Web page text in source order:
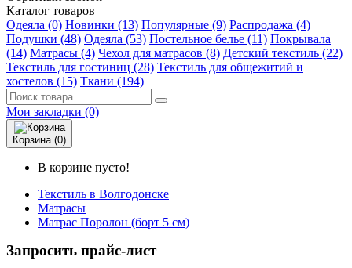
Каталог товаров
Одеяла (0) Новинки (13) Популярные (9) Распродажа (4)
Подушки (48) Одеяла (53) Постельное белье (11) Покрывала
(14) Матрасы (4) Чехол для матрасов (8) Детский текстиль (22)
Текстиль для гостиниц (28) Текстиль для общежитий и
хостелов (15) Ткани (194)
Мои закладки (0)
Корзина (0)
В корзине пусто!
Текстиль в Волгодонске
Матрасы
Матрас Поролон (борт 5 см)
Запросить прайс-лист